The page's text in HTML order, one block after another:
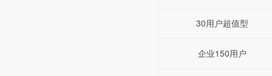
30用户超值型
企业150用户